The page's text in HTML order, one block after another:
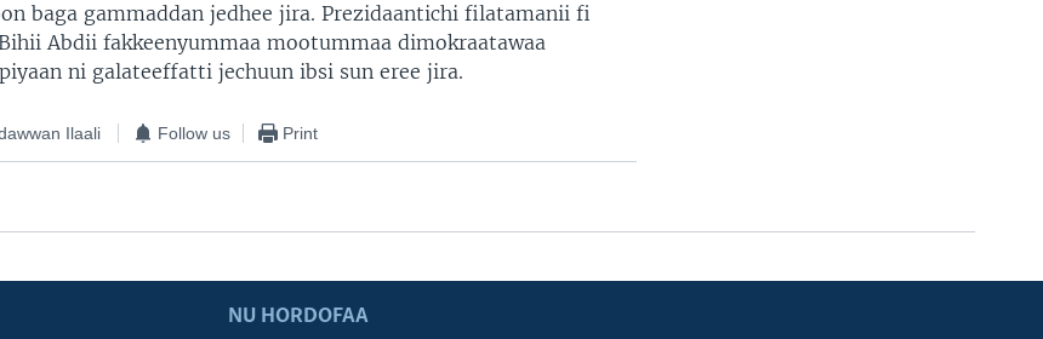
baga gammaddan jedhee jira. Prezidaantichi filatamanii fi
Abdii fakkeenyummaa mootummaa dimokraatawaa
ni galateeffatti jechuun ibsi sun eree jira.
Ilaali Follow us Print
NU HORDOFAA